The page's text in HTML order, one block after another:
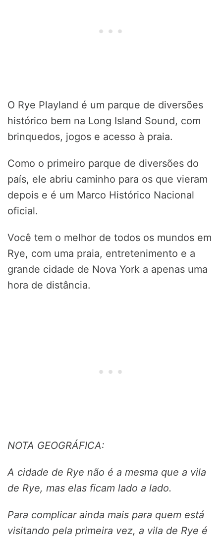
O Rye Playland é um parque de diversões
histórico bem na Long Island Sound, com
brinquedos, jogos e acesso à praia.
Como o primeiro parque de diversões do
país, ele abriu caminho para os que vieram
depois e é um Marco Histórico Nacional
oficial.
Você tem o melhor de todos os mundos em
Rye, com uma praia, entretenimento e a
grande cidade de Nova York a apenas uma
hora de distância.
NOTA GEOGRÁFICA:
A cidade de Rye não é a mesma que a vila
de Rye, mas elas ficam lado a lado.
Para complicar ainda mais para quem está
visitando pela primeira vez, a vila de Rye é